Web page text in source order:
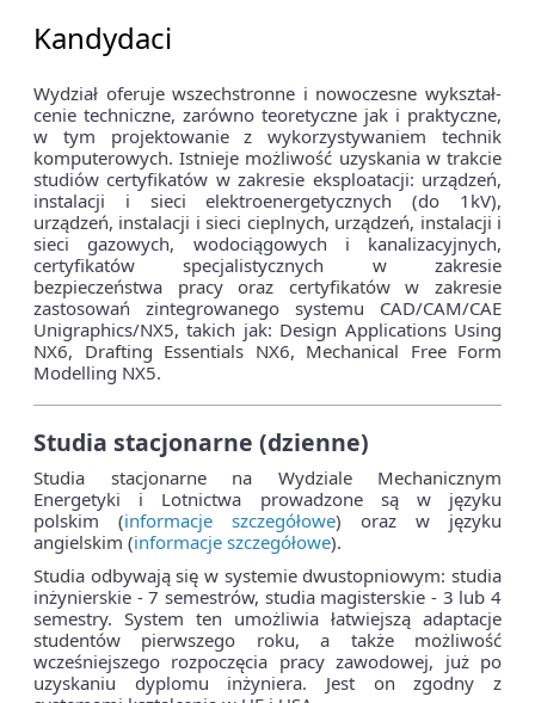
Kandydaci
Wydział oferuje wszechstronne i nowoczesne wykształ­
cenie techniczne, zarówno teoretyczne jak i praktyczne,
w tym projektowanie z wy­korzystywaniem technik
komputerowych. Istnieje możliwość uzyskania w trakcie
studiów certyfikatów w zakresie eks­ploatacji: urządzeń,
instalacji i sieci elektroenergetycznych (do 1kV),
urządzeń, instalacji i sieci cieplnych, urządzeń, instalacji i
sieci gazowych, wodociągowych i kanalizacyjnych,
certyfikatów specjalistycznych w zakresie
bezpieczeństwa pracy oraz certyfikatów w zakresie
zastosowań zintegrowanego systemu CAD/CAM/CAE
Unigraphics/NX5, takich jak: Design Applications Using
NX6, Drafting Essentials NX6, Mechanical Free Form
Modelling NX5.
Studia stacjonarne (dzienne)
Studia stacjonarne na Wydziale Mechanicznym
Energetyki i Lotnictwa prowadzone są w języku
polskim (informacje szczegółowe) oraz w języku
angielskim (informacje szczegółowe).
Studia odbywają się w systemie dwustopniowym: studia
inżynierskie - 7 semestrów, studia magisterskie - 3 lub 4
semestry. System ten umożliwia łatwiejszą adaptacje
studentów pierwszego roku, a także możliwość
wcześniejszego rozpoczęcia pracy zawodowej, już po
uzyskaniu dyplomu inżyniera. Jest on zgodny z